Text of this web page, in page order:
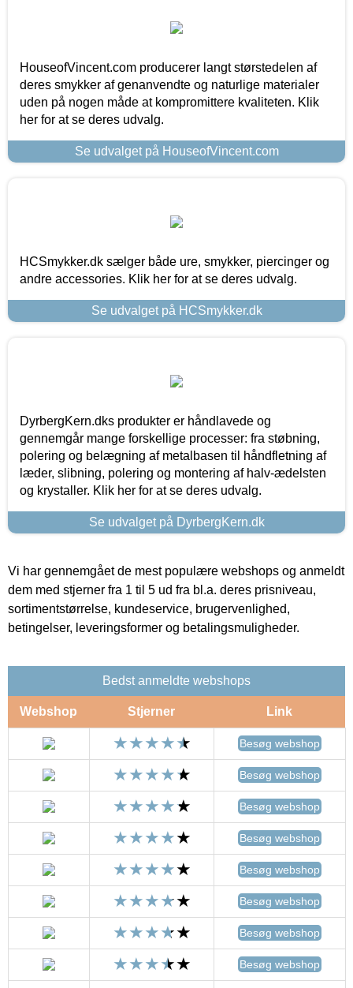
HouseofVincent.com producerer langt størstedelen af
deres smykker af genanvendte og naturlige materialer
uden på nogen måde at kompromittere kvaliteten. Klik
her for at se deres udvalg.
Se udvalget på HouseofVincent.com
HCSmykker.dk sælger både ure, smykker, piercinger og
andre accessories. Klik her for at se deres udvalg.
Se udvalget på HCSmykker.dk
DyrbergKern.dks produkter er håndlavede og
gennemgår mange forskellige processer: fra støbning,
polering og belægning af metalbasen til håndfletning af
læder, slibning, polering og montering af halv-ædelsten
og krystaller. Klik her for at se deres udvalg.
Se udvalget på DyrbergKern.dk
Vi har gennemgået de mest populære webshops og anmeldt
dem med stjerner fra 1 til 5 ud fra bl.a. deres prisniveau,
sortimentstørrelse, kundeservice, brugervenlighed,
betingelser, leveringsformer og betalingsmuligheder.
Bedst anmeldte webshops
Webshop Stjerner Link
Besøg webshop
Besøg webshop
Besøg webshop
Besøg webshop
Besøg webshop
Besøg webshop
Besøg webshop
Besøg webshop